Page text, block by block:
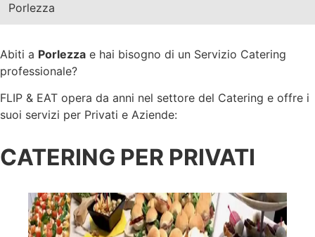
Porlezza
Abiti a Porlezza e hai bisogno di un Servizio Catering
professionale?
FLIP & EAT opera da anni nel settore del Catering e offre i
suoi servizi per Privati e Aziende:
CATERING PER PRIVATI